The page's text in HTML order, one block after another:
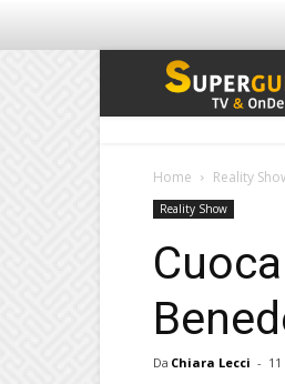
Home Reality
Reality Show
Da Chiara Lecci -